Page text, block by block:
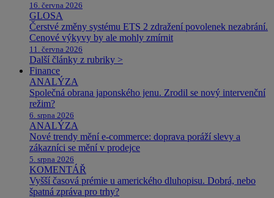
16. června 2026
GLOSA
Čerstvé změny systému ETS 2 zdražení povolenek nezabrání.
Cenové výkyvy by ale mohly zmírnit
11. června 2026
Další články z rubriky >
Finance
ANALÝZA
Společná obrana japonského jenu. Zrodil se nový intervenční
režim?
6. srpna 2026
ANALÝZA
Nové trendy mění e-commerce: doprava poráží slevy a
zákazníci se mění v prodejce
5. srpna 2026
KOMENTÁŘ
Vyšší časová prémie u amerického dluhopisu. Dobrá, nebo
špatná zpráva pro trhy?